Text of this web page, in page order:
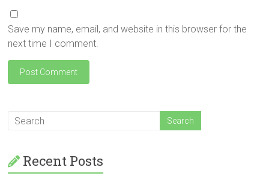
Save my name, email, and website in this browser for the
next time I comment.
Recent Posts